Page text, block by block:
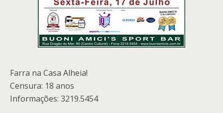
Farra na Casa Alheia!
Censura: 18 anos
Informações: 3219.5454